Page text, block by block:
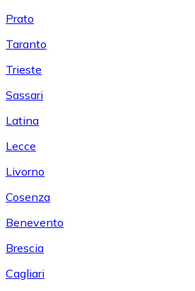
Prato
Taranto
Trieste
Sassari
Latina
Lecce
Livorno
Cosenza
Benevento
Brescia
Cagliari